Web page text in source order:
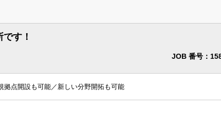
す！
JOB 番号：
点開設も可能／新しい分野開拓も可能